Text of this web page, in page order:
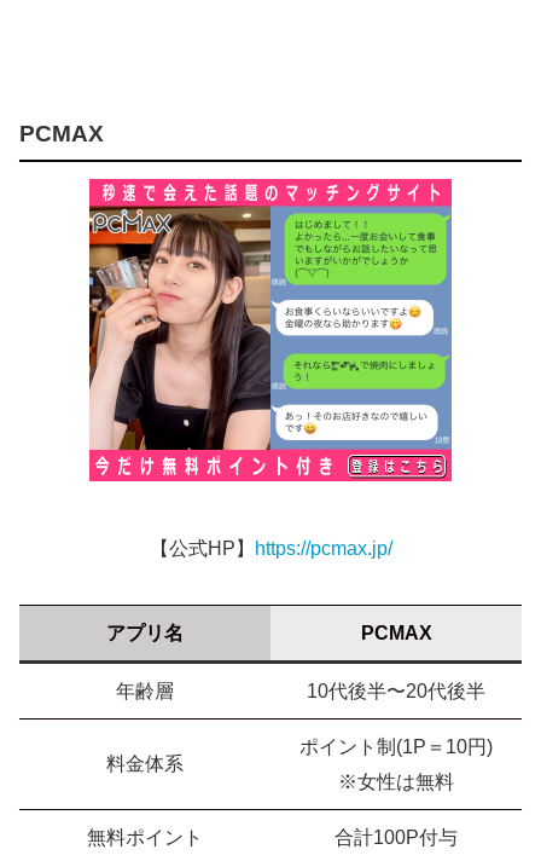
PCMAX
【公式HP】 https://pcmax.jp/
アプリ名 PCMAX
年齢層 10代後半〜20代後半
料金体系
ポイント制(1P＝10円)
※女性は無料
無料ポイント 合計100P付与